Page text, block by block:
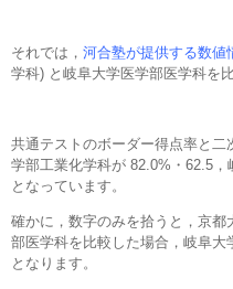
それでは， 河合塾が提供する数値
学科) と岐阜大学医学部医学科を
共通テストのボーダー得点率と
学部工業化学科が 82.0%・62.5
となっています。
確かに，数字のみを拾うと，京
部医学科を比較した場合，岐阜
となります。